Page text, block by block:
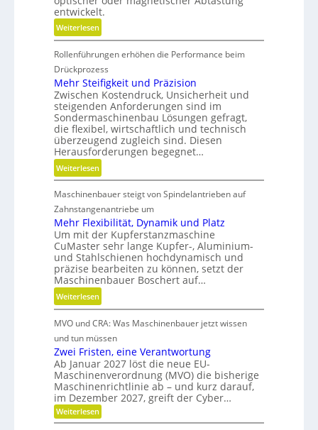
e
r
e
e
t
r
e
b
s
z
e
i
t
d
a
n
k
Ö
l
a
u
l
e
c
h
entwickelt.
Weiterlesen:
B
a
t
t
e
r
i
e
-
u
n
e
t
r
i
e
b
e
l
o
s
Rollenführungen erhöhen die Performance beim
Drückprozess
Mehr Steifigkeit und Präzision
Zwischen Kostendruck, Unsicherheit und
steigenden Anforderungen sind im
Sondermaschinenbau Lösungen gefragt,
die flexibel, wirtschaftlich und technisch
überzeugend zugleich sind. Diesen
Herausforderungen begegnet…
Weiterlesen:
M
e
h
r
S
t
e
i
f
i
k
e
i
u
n
d
P
Maschinenbauer steigt von Spindelantrieben auf
Zahnstangenantriebe um
Mehr Flexibilität, Dynamik und Platz
Um mit der Kupferstanzmaschine
CuMaster sehr lange Kupfer-, Aluminium-
und Stahlschienen hochdynamisch und
präzise bearbeiten zu können, setzt der
Maschinenbauer Boschert auf…
Weiterlesen:
M
e
h
r
F
l
e
x
i
MVO und CRA: Was Maschinenbauer jetzt wissen
und tun müssen
Zwei Fristen, eine Verantwortung
Ab Januar 2027 löst die neue EU-
Maschinenverordnung (MVO) die bisherige
Maschinenrichtlinie ab – und kurz darauf,
im Dezember 2027, greift der Cyber…
Weiterlesen:
Z